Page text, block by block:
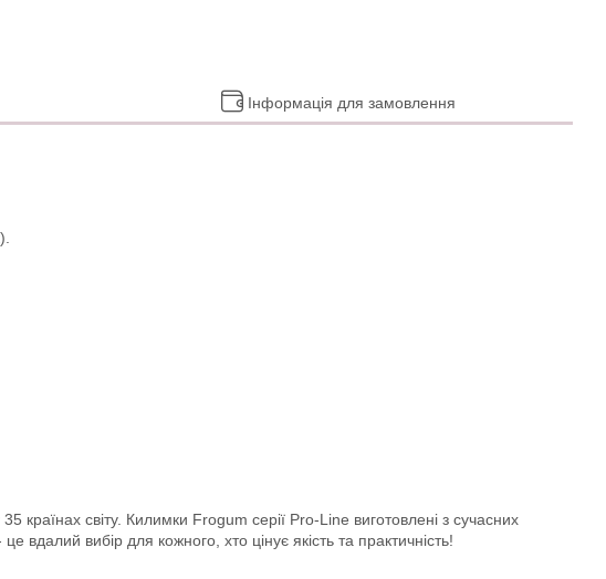
Інформація для замовлення
країнах світу. Килимки Frogum серії Pro-Line виготовлені з сучасних
вдалий вибір для кожного, хто цінує якість та практичність!